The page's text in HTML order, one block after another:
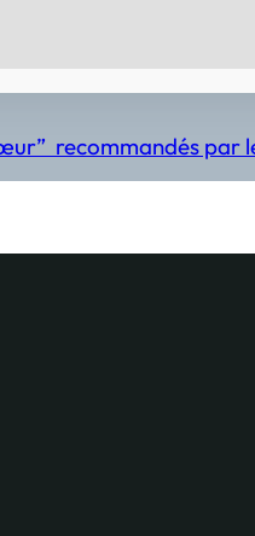
recommandés par